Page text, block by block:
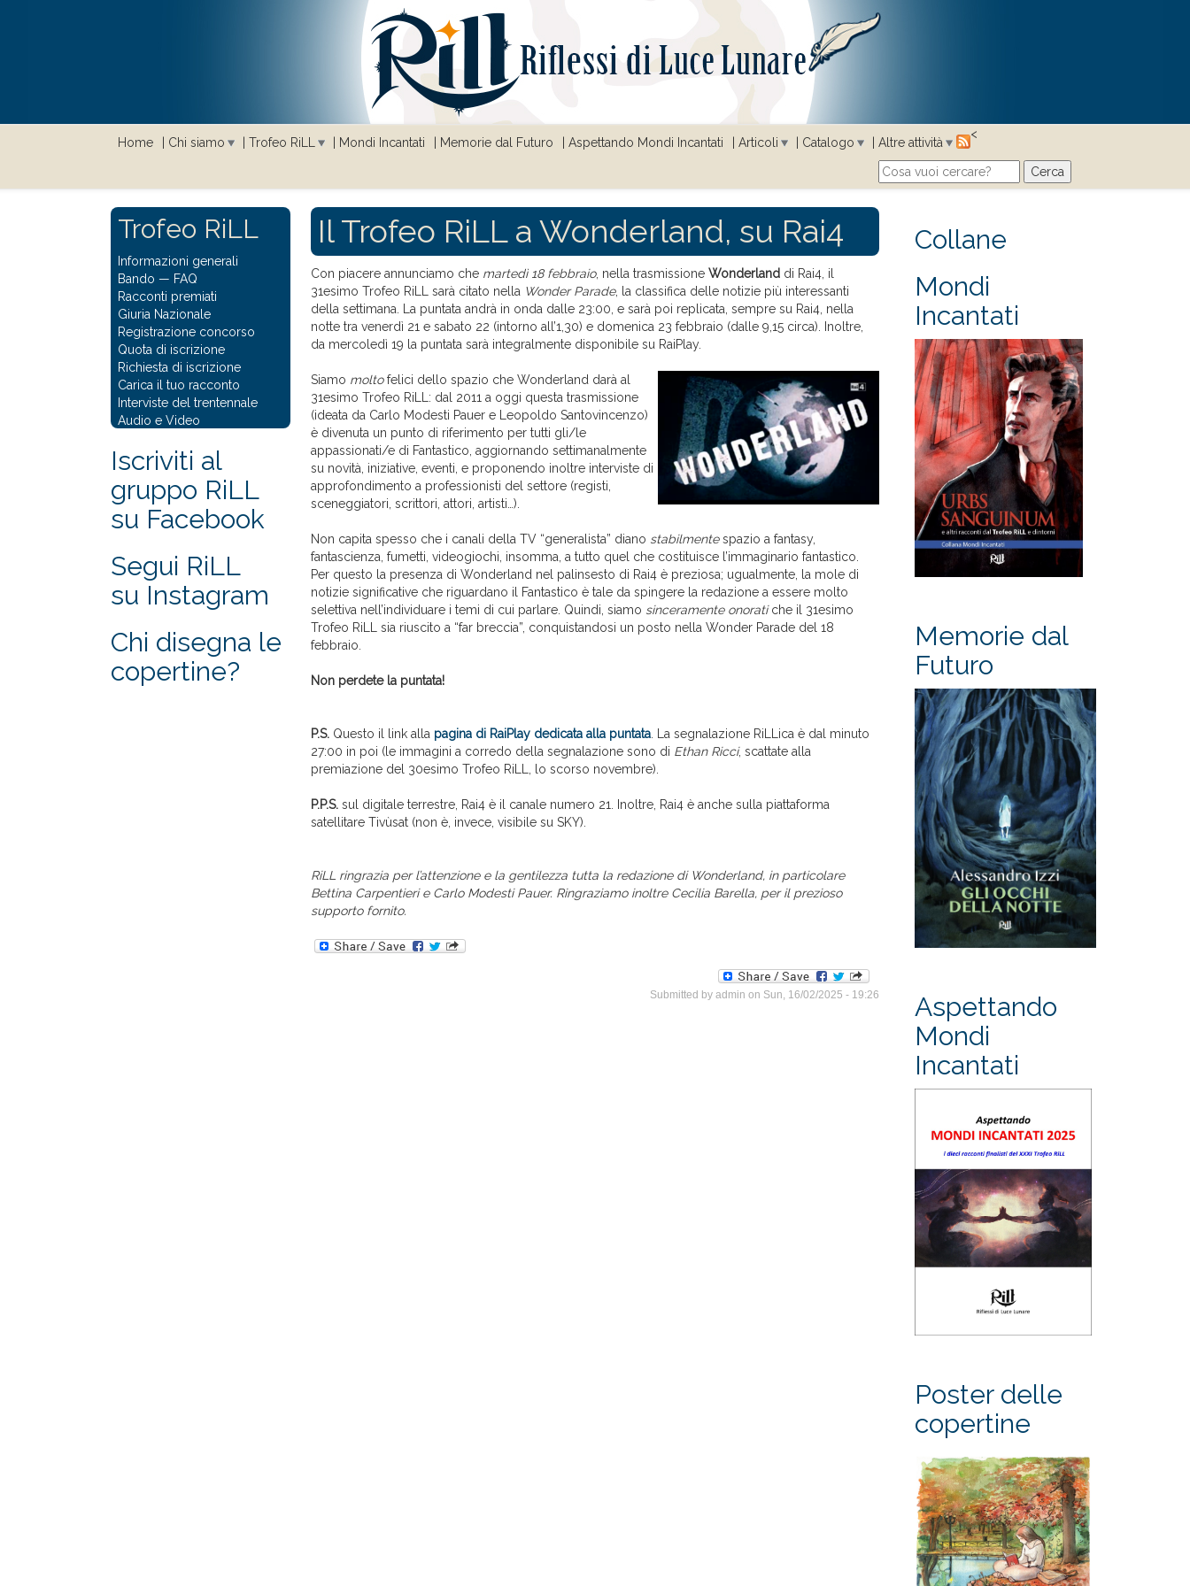
Home Chi siamo Trofeo RiLL Mondi Incantati Memorie dal Futuro Aspettando Mondi Incantati Articoli Catalogo Altre attività
<
Search form
Cerca
Il Trofeo RiLL a Wonderland, su Rai4
Con piacere annunciamo che martedì 18 febbraio, nella trasmissione Wonderland di Rai4, il
31esimo Trofeo RiLL sarà citato nella Wonder Parade, la classifica delle notizie più interessanti
della settimana. La puntata andrà in onda dalle 23:00, e sarà poi replicata, sempre su Rai4, nella
notte tra venerdì 21 e sabato 22 (intorno all’1,30) e domenica 23 febbraio (dalle 9,15 circa). Inoltre,
da mercoledì 19 la puntata sarà integralmente disponibile su RaiPlay.
Siamo moltofelici dello spazio che Wonderland darà al
31esimo Trofeo RiLL: dal 2011 a oggi questa trasmissione
(ideata da Carlo Modesti Pauer e Leopoldo Santovincenzo)
è divenuta un punto di riferimento per tutti gli/le
appassionati/e di Fantastico, aggiornando settimanalmente
su novità, iniziative, eventi, e proponendo inoltre interviste di
approfondimento a professionisti del settore (registi,
sceneggiatori, scrittori, attori, artisti…).
Non capita spesso che i canali della TV “generalista” diano stabilmentespazio a fantasy,
fantascienza, fumetti, videogiochi, insomma, a tutto quel che costituisce l’immaginario fantastico.
Per questo la presenza di Wonderland nel palinsesto di Rai4 è preziosa; ugualmente, la mole di
notizie significative che riguardano il Fantastico è tale da spingere la redazione a essere molto
selettiva nell’individuare i temi di cui parlare. Quindi, siamo sinceramente onoratiche il 31esimo
Trofeo RiLL sia riuscito a “far breccia”, conquistandosi un posto nella Wonder Parade del 18
febbraio.
Non perdete la puntata!
P.S. Questo il link alla pagina di RaiPlay dedicata alla puntata. La segnalazione RiLLica è dal minuto
27:00 in poi (le immagini a corredo della segnalazione sono di Ethan Ricci, scattate alla
premiazione del 30esimo Trofeo RiLL, lo scorso novembre).
P.P.S. sul digitale terrestre, Rai4 è il canale numero 21. Inoltre, Rai4 è anche sulla piattaforma
satellitare Tivùsat (non è, invece, visibile su SKY).
RiLL ringrazia per l’attenzione e la gentilezza tutta la redazione di Wonderland, in particolare
Bettina Carpentieri e Carlo Modesti Pauer. Ringraziamo inoltre Cecilia Barella, per il prezioso
supporto fornito.
Submitted by admin on Sun, 16/02/2025 - 19:26
Collane
Mondi
Incantati
Memorie dal
Futuro
Aspettando
Mondi
Incantati
Poster delle
copertine
Trofeo RiLL
Informazioni generali
Bando — FAQ
Racconti premiati
Giuria Nazionale
Registrazione concorso
Quota di iscrizione
Richiesta di iscrizione
Carica il tuo racconto
Interviste del trentennale
Audio e Video
Iscriviti al
gruppo RiLL
su Facebook
Segui RiLL
su Instagram
Chi disegna le
copertine?